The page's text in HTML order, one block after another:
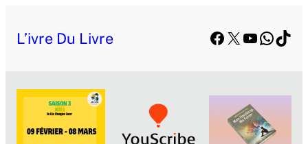
L’ivre Du Livre Facebook
X YouTube